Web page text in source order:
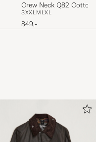
Crew Neck Q82 Cotton
Undyed
SXXLM LXL
849,-